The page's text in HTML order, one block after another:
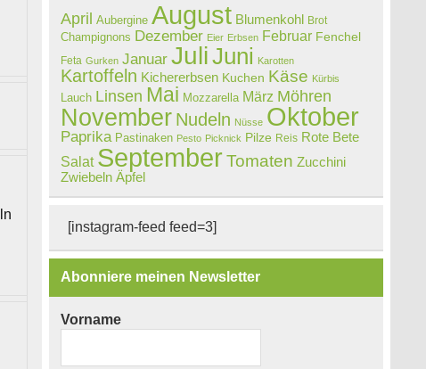
April Aubergine August Blumenkohl Brot
Champignons Dezember Eier Erbsen Februar Fenchel
Feta Gurken Januar JuliJuni Karotten
Kartoffeln Kichererbsen Kuchen Käse Kürbis
Lauch Linsen Mai Mozzarella März Möhren
November Nudeln Nüsse Oktober
Paprika Pastinaken Pesto Picknick Pilze Reis Rote Bete
Salat September Tomaten Zucchini
Zwiebeln Äpfel
[instagram-feed feed=3]
Abonniere meinen Newsletter
Vorname